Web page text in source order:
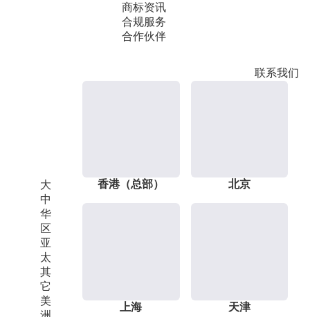
商标资讯
合规服务
合作伙伴
联系我们
大
中
华
区
亚
太
其
它
美
香港（总部） 北京
上海 天津